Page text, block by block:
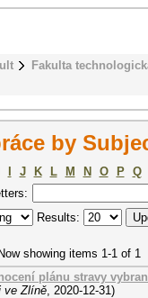
Fakulta
by
J K L M N O P
Q
Results:
Now showing items 1-1 of 1
plánu stravy
ve Zlíně, 2020-12-31)